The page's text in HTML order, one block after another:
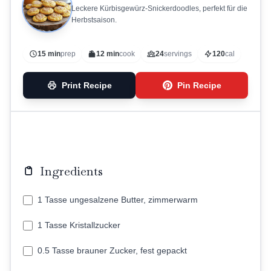
Leckere Kürbisgewürz-Snickerdoodles, perfekt für die
Herbstsaison.
15 minprep 12 mincook 24servings 120cal
Print Recipe Pin Recipe
Ingredients
1 Tasse ungesalzene Butter, zimmerwarm
1 Tasse Kristallzucker
0.5 Tasse brauner Zucker, fest gepackt